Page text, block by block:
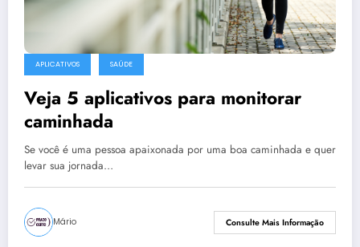
APLICATIVOS SAÚDE
Veja 5 aplicativos para monitorar
caminhada
Se você é uma pessoa apaixonada por uma boa caminhada e quer
levar sua jornada…
Mário Consulte Mais Informação